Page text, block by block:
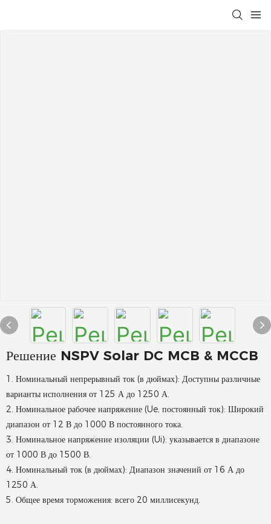
Решение NSPV Solar DC MCB & MCCB
1. Номинальный непрерывный ток (в дюймах): Доступны различные
варианты исполнения от 125 А до 1250 А.
2. Номинальное рабочее напряжение (Ue, постоянный ток): Широкий
диапазон от 12 В до 1000 В постоянного тока.
3. Номинальное напряжение изоляции (Ui): указывается в диапазоне
от 1000 В до 1500 В.
4. Номинальный ток (в дюймах): Диапазон значений от 16 А до
1250 А.
5. Общее время торможения: всего 20 миллисекунд.